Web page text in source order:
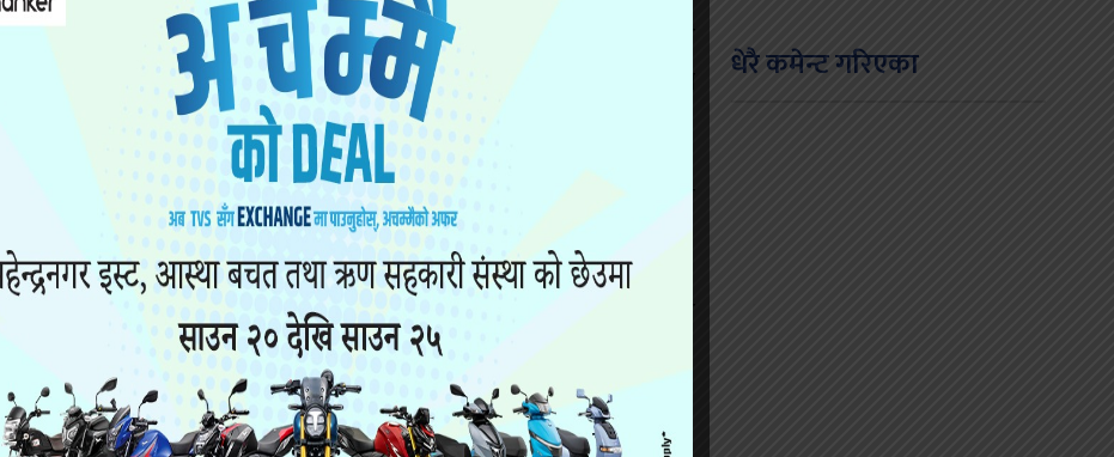
समितिको बिहिबार बसेको बैठकले परीक्षा सार्ने निर्णय गरेको बताए। उनका
शिक्षा, विज्ञान तथा प्रविधि मन्त्रालयले निर्वाचनको दिन परीक्षा परेकाले
गरी वैशाख १६ गतेका दिन सोही समय र स्थानमा सञ्चालन गर्न निर्णय
परीक्षा सञ्चालन भइरहेको छ । यही वैशाख ४ गतेदेखि परीक्षा सञ्चालन
नं २, तनहुँ क्षेत्र नं १ र बारा क्षेत्र नं २ मा उपनिर्वाचन हुँदैछ।
धेरै कमेन्ट गरिएका